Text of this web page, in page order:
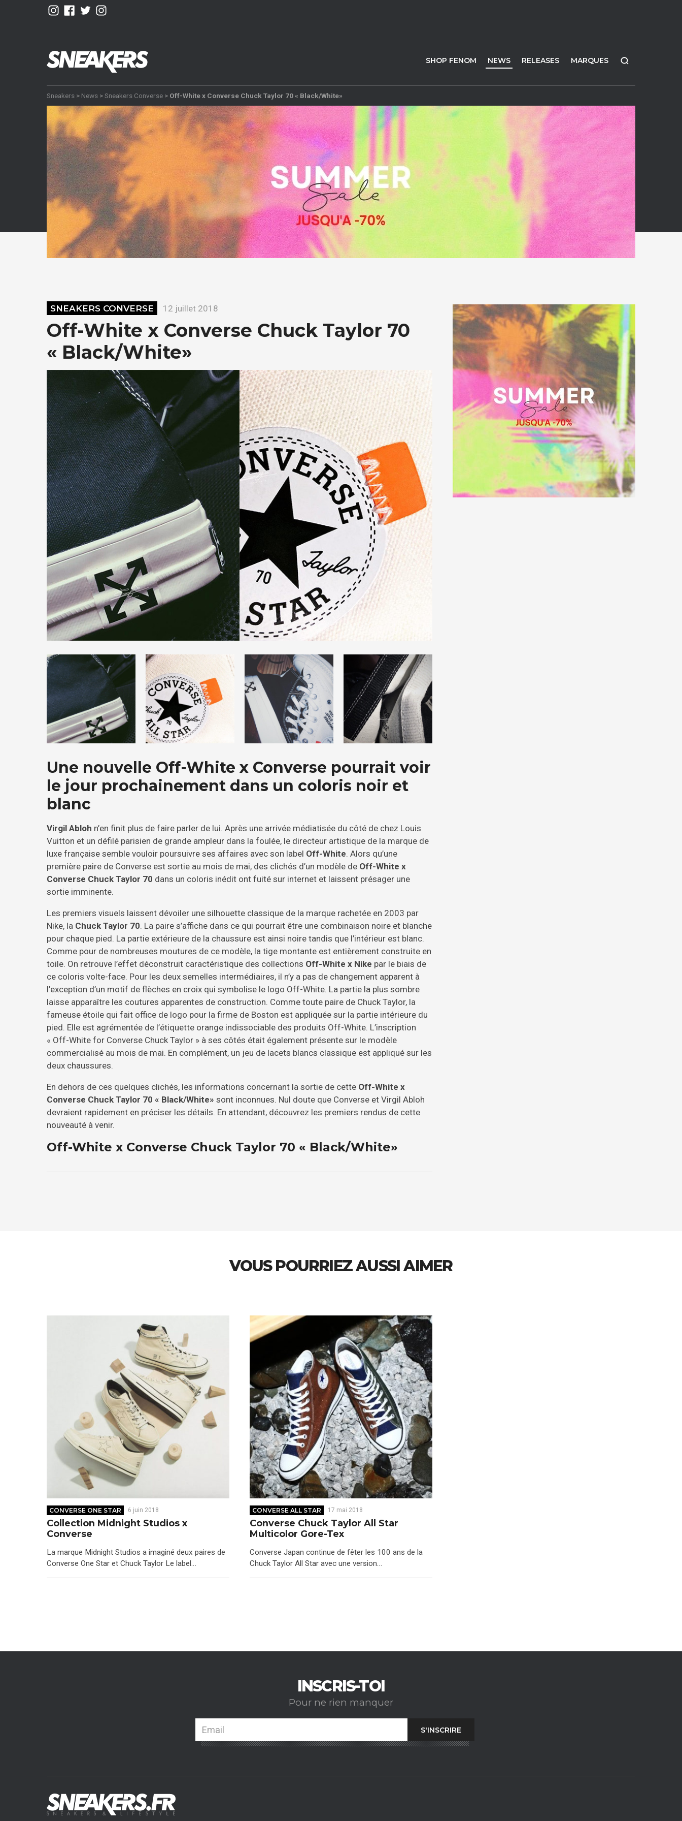
SHOP FENOM NEWS RELEASES MARQUES
Sneakers > News >Sneakers Converse > Off-White x Converse Chuck Taylor 70 « Black/White»
SNEAKERS CONVERSE 12 juillet 2018
Off-White x Converse Chuck Taylor 70
« Black/White»
Une nouvelle Off-White x Converse pourrait voir
le jour prochainement dans un coloris noir et
blanc
Virgil Abloh n’en finit plus de faire parler de lui. Après une arrivée médiatisée du côté de chez Louis
Vuitton et un défilé parisien de grande ampleur dans la foulée, le directeur artistique de la marque de
luxe française semble vouloir poursuivre ses affaires avec son label Off-White. Alors qu’une
première paire de Converse est sortie au mois de mai, des clichés d’un modèle de Off-White x
Converse Chuck Taylor 70 dans un coloris inédit ont fuité sur internet et laissent présager une
sortie imminente.
Les premiers visuels laissent dévoiler une silhouette classique de la marque rachetée en 2003 par
Nike, la Chuck Taylor 70. La paire s’affiche dans ce qui pourrait être une combinaison noire et blanche
pour chaque pied. La partie extérieure de la chaussure est ainsi noire tandis que l’intérieur est blanc.
Comme pour de nombreuses moutures de ce modèle, la tige montante est entièrement construite en
toile. On retrouve l’effet déconstruit caractéristique des collections Off-White x Nike par le biais de
ce coloris volte-face. Pour les deux semelles intermédiaires, il n’y a pas de changement apparent à
l’exception d’un motif de flèches en croix qui symbolise le logo Off-White. La partie la plus sombre
laisse apparaître les coutures apparentes de construction. Comme toute paire de Chuck Taylor, la
fameuse étoile qui fait office de logo pour la firme de Boston est appliquée sur la partie intérieure du
pied. Elle est agrémentée de l’étiquette orange indissociable des produits Off-White. L’inscription
« Off-White for Converse Chuck Taylor » à ses côtés était également présente sur le modèle
commercialisé au mois de mai. En complément, un jeu de lacets blancs classique est appliqué sur les
deux chaussures.
En dehors de ces quelques clichés, les informations concernant la sortie de cette Off-White x
Converse Chuck Taylor 70 « Black/White» sont inconnues. Nul doute que Converse et Virgil Abloh
devraient rapidement en préciser les détails. En attendant, découvrez les premiers rendus de cette
nouveauté à venir.
Off-White x Converse Chuck Taylor 70 « Black/White»
VOUS POURRIEZ AUSSI AIMER
CONVERSE ONE STAR 6 juin 2018
Collection Midnight Studios x
Converse
La marque Midnight Studios a imaginé deux paires de
Converse One Star et Chuck Taylor Le label…
CONVERSE ALL STAR 17 mai 2018
Converse Chuck Taylor All Star
Multicolor Gore-Tex
Converse Japan continue de fêter les 100 ans de la
Chuck Taylor All Star avec une version…
INSCRIS-TOI
Pour ne rien manquer